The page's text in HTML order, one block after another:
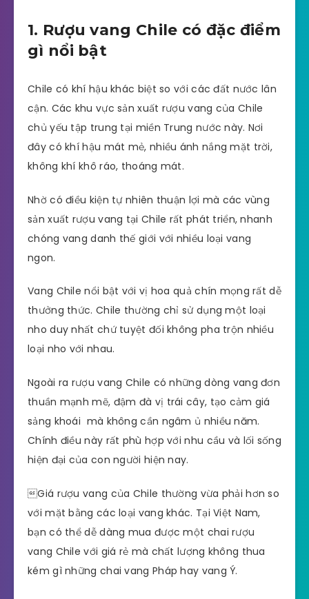
1. Rượu vang Chile có đặc điểm
gì nổi bật
Chile có khí hậu khác biệt so với các đất nước lân
cận. Các khu vực sản xuất rượu vang của Chile
chủ yếu tập trung tại miền Trung nước này. Nơi
đây có khí hậu mát mẻ, nhiều ánh nắng mặt trời,
không khí khô ráo, thoáng mát.
Nhờ có điều kiện tự nhiên thuận lợi mà các vùng
sản xuất rượu vang tại Chile rất phát triển, nhanh
chóng vang danh thế giới với nhiều loại vang
ngon.
Vang Chile nổi bật với vị hoa quả chín mọng rất dễ
thưởng thức. Chile thường chỉ sử dụng một loại
nho duy nhất chứ tuyệt đối không pha trộn nhiều
loại nho với nhau.
Ngoài ra rượu vang Chile có những dòng vang đơn
thuần mạnh mẽ, đậm đà vị trái cây, tạo cảm giá
sảng khoái mà không cần ngâm ủ nhiều năm.
Chính điều này rất phù hợp với nhu cầu và lối sống
hiện đại của con người hiện nay.
Giá rượu vang của Chile thường vừa phải hơn so
với mặt bằng các loại vang khác. Tại Việt Nam,
bạn có thể dễ dàng mua được một chai rượu
vang Chile với giá rẻ mà chất lượng không thua
kém gì những chai vang Pháp hay vang Ý.